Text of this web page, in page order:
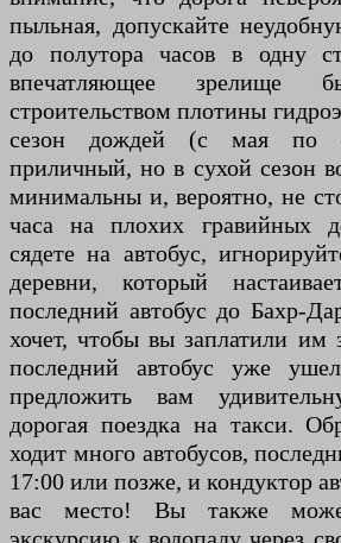
пыльная, допускайте
до полутора часов в одну
впечатляющее зрелище
строительством плотины
сезон дождей (с мая по
приличный, но в сухой сезон
минимальны и, вероятно, не
часа на плохих гравийных
сядете на автобус,
деревни, который
последний автобус до Бахр-
хочет, чтобы вы заплатили им
последний автобус уже
предложить вам
дорогая поездка на такси.
ходит много автобусов,
17:00 или позже, и кондуктор
вас место! Вы также